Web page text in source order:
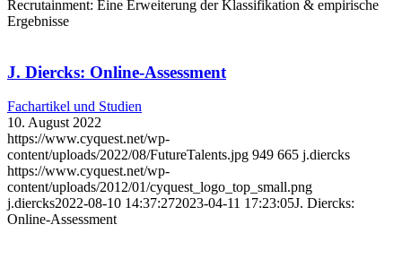
Recrutainment: Eine Erweiterung der Klassifikation & empirische
Ergebnisse
J. Diercks: Online-Assessment
Fachartikel und Studien
10. August 2022
https://www.cyquest.net/wp-
content/uploads/2022/08/FutureTalents.jpg 949 665 j.diercks
https://www.cyquest.net/wp-
content/uploads/2012/01/cyquest_logo_top_small.png
j.diercks2022-08-10 14:37:272023-04-11 17:23:05J. Diercks:
Online-Assessment